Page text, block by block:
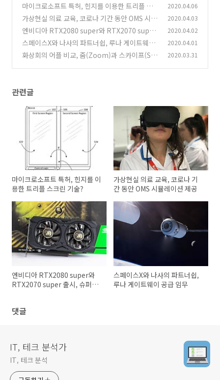
마이크로소프트 특허, 힌지를 이용한 트리플 스
크린 기술?
(0)
2020.04.06
가상현실 의료 교육, 코로나 기간 동안 OMS 시뮬
레이션 제공
(0)
2020.04.03
엔비디아 RTX2080 super와 RTX2070 super
출시, 슈퍼 GPU를 적용한 노트북들 (0)
2020.04.02
스페이스X와 나사의 파트너쉽, 루나 게이트웨이
공급 임무
(0)
2020.04.01
화상회의 어플 비교, 줌(Zoom)과 스카이프(Sky
2020.03.31
관련글
마이크로소프트 특허, 힌지를 이
용한 트리플 스크린 기술?
가상현실 의료 교육, 코로나 기
간 동안 OMS 시뮬레이션 제공
엔비디아 RTX2080 super와
RTX2070 super 출시, 슈퍼
스페이스X와 나사의 파트너쉽,
루나 게이트웨이 공급 임무
댓글
IT, 테크 분석가
IT, 테크 분석